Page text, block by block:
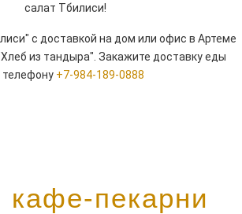
салат Тбилиси!
с доставкой на дом или офис в Артеме
из тандыра". Закажите доставку еды
телефону +7-984-189-0888
пекарни